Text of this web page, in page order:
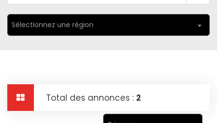
Sélectionnez une région
Total des annonces : 2